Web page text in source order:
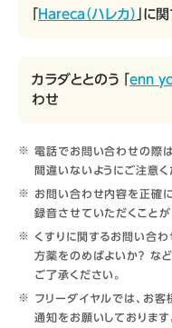
Hareca（ハレカ） 」に
カラダととのう 「 enn
わせ
電話でお問い合わせの際
間違いないようにご注意く
お問い合わせ内容を正確
録音させていただくことが
くすりに関するお問い合
方薬をのめばよいか？ な
ご了承ください。
フリーダイヤルでは、お
通知をお願いしておりま